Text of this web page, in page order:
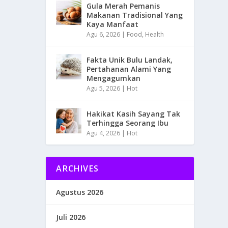
Gula Merah Pemanis
Makanan Tradisional Yang
Kaya Manfaat
Agu 6, 2026 | Food, Health
Fakta Unik Bulu Landak,
Pertahanan Alami Yang
Mengagumkan
Agu 5, 2026 | Hot
Hakikat Kasih Sayang Tak
Terhingga Seorang Ibu
Agu 4, 2026 | Hot
ARCHIVES
Agustus 2026
Juli 2026